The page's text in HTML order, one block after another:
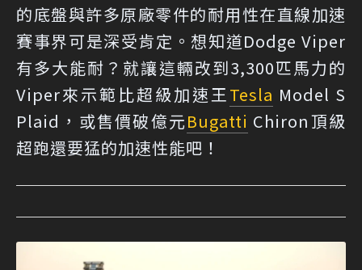
的底盤與許多原廠零件的耐用性在直線加速
賽事界可是深受肯定。想知道Dodge Viper
有多大能耐？就讓這輛改到3,300匹馬力的
Viper來示範比超級加速王 Tesla Model S
Plaid，或售價破億元Bugatti Chiron頂級
超跑還要猛的加速性能吧！